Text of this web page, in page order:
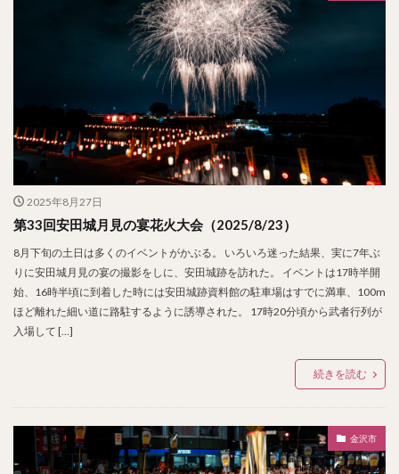
2025年8月27日
第33回安田城月見の宴花火大会（2025/8/23）
8月下旬の土日は多くのイベントがかぶる。 いろいろ迷った結果、実に7年ぶ
りに安田城月見の宴の撮影をしに、安田城跡を訪れた。 イベントは17時半開
始、16時半頃に到着した時には安田城跡資料館の駐車場はすでに満車、100m
ほど離れた細い道に路駐するように誘導された。 17時20分頃から武者行列が
入場して […]
続きを読む
金沢市